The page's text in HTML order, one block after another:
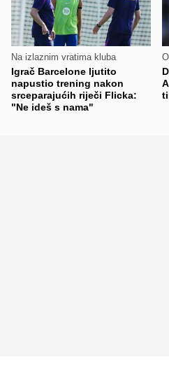
Na izlaznim vratima kluba
Igrač Barcelone ljutito
napustio trening nakon
srceparajućih riječi Flicka:
"Ne ideš s nama"